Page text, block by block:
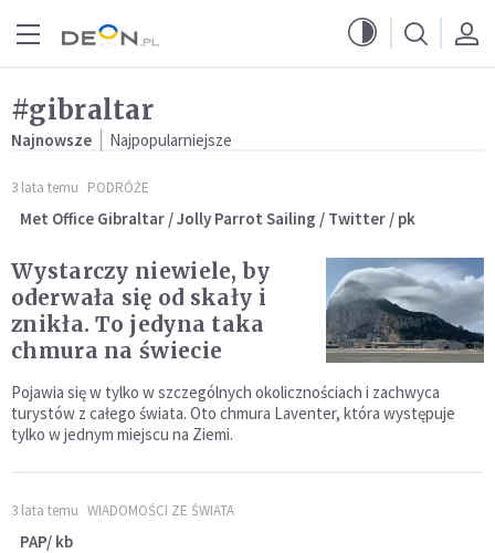
#gibraltar
Najnowsze Najpopularniejsze
3 lata temu PODRÓŻE
Met Office Gibraltar / Jolly Parrot Sailing / Twitter / pk
Wystarczy niewiele, by
oderwała się od skały i
znikła. To jedyna taka
chmura na świecie
Pojawia się w tylko w szczególnych okolicznościach i zachwyca
turystów z całego świata. Oto chmura Laventer, która występuje
tylko w jednym miejscu na Ziemi.
3 lata temu WIADOMOŚCI ZE ŚWIATA
PAP/ kb